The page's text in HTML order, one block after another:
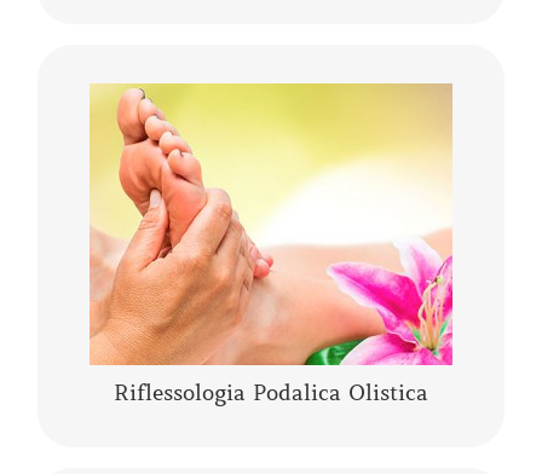
Riflessologia Podalica Olistica
La riflessologia podalica olistica è uno
strumento sia di analisi che di trattamento. I
piedi pur essendo una piccola parte del corpo
umano, rappresentano l’individuo nella sua
……
CONTINUA A LEGGERE